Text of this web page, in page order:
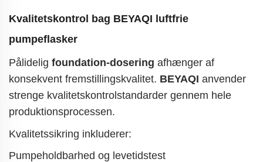
Kvalitetskontrol bag BEYAQI luftfrie
pumpeflasker
Pålidelig foundation-dosering afhænger af
konsekvent fremstillingskvalitet. BEYAQI anvender
strenge kvalitetskontrolstandarder gennem hele
produktionsprocessen.
Kvalitetssikring inkluderer:
Pumpeholdbarhed og levetidstest